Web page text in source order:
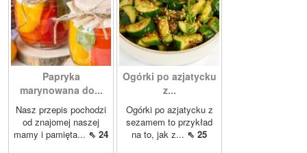
Papryka
marynowana do...
Nasz przepis pochodzi
od znajomej naszej
mamy i pamięta... ⇖ 24
Ogórki po azjatycku
z...
Ogórki po azjatycku z
sezamem to przykład
na to, jak z... ⇖ 25